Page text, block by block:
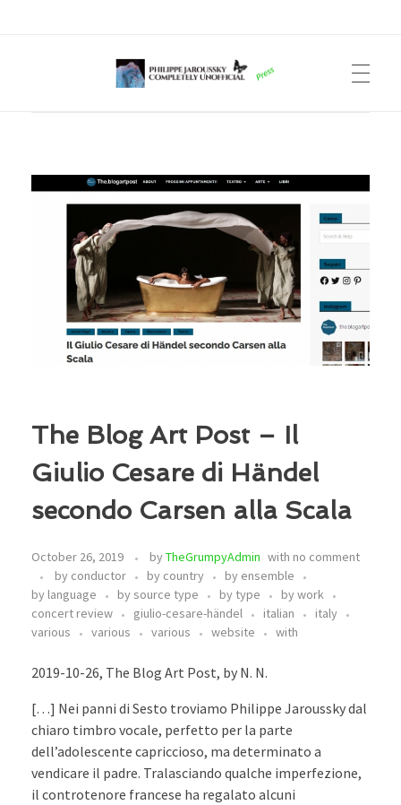
The Blog Art Post – Il
Giulio Cesare di Händel
secondo Carsen alla Scala
October 26, 2019 byTheGrumpyAdmin with no comment
by conductor
by country
by ensemble
by language
by source type by type
by work
concert review
giulio-cesare-händel italian
italy
various
various various website with
2019-10-26, The Blog Art Post, by N. N.
[…] Nei panni di Sesto troviamo Philippe Jaroussky dal
chiaro timbro vocale, perfetto per la parte
dell’adolescente capriccioso, ma determinato a
vendicare il padre. Tralasciando qualche imperfezione,
il controtenore francese ha regalato alcuni